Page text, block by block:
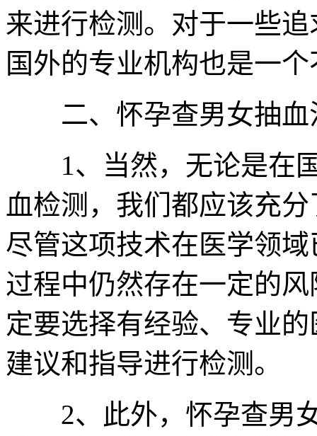
来进行检测。对于一些
国外的专业机构也是一
二、怀孕查男女抽血
1、当然，无论是在国
血检测，我们都应该充
尽管这项技术在医学领
过程中仍然存在一定的
定要选择有经验、专业
建议和指导进行检测。
2、此外，怀孕查男女